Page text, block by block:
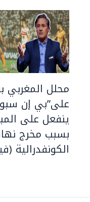
محلل المغربي
على”بي إن
ينفعل على
بسبب مخرج
الكونفدرالية